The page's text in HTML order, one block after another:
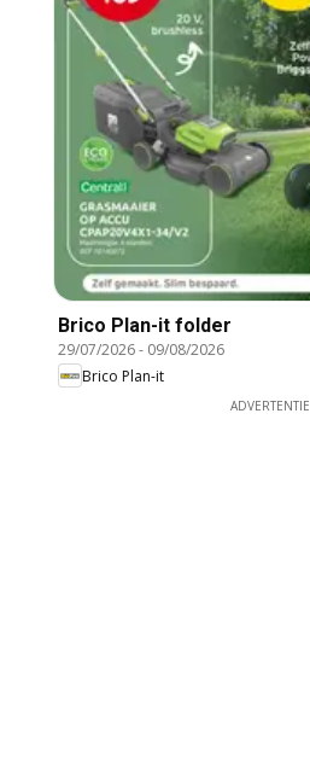
Brico Plan-it folder
29/07/2026- 09/08/2026
Brico Plan-it
ADVERTENTIE